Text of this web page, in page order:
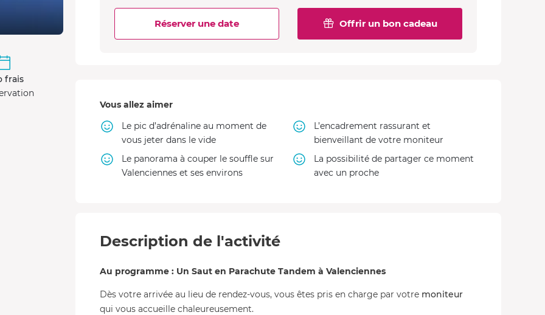
Offrir un bon cadeau
Réserver une date
Vous allez aimer
Le pic d’adrénaline au moment de
vous jeter dans le vide
L’encadrement rassurant et
bienveillant de votre moniteur
Le panorama à couper le souffle sur
Valenciennes et ses environs
La possibilité de partager ce moment
avec un proche
Description de l'activité
Au programme : Un Saut en Parachute Tandem à Valenciennes
Dès votre arrivée au lieu de rendez-vous, vous êtes pris en charge par votre moniteur
qui vous accueille chaleureusement.
frais